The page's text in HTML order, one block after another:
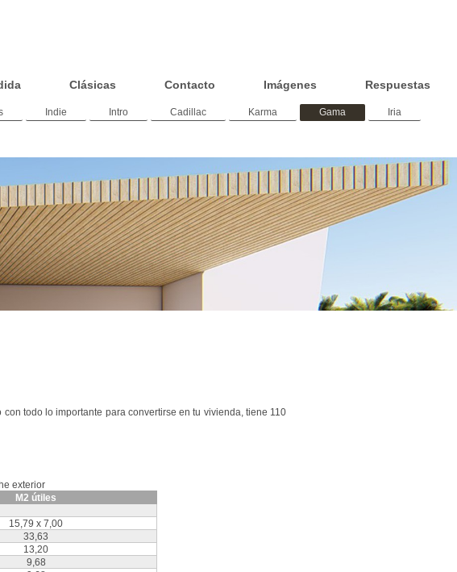
Clásicas Contacto Imágenes Respuestas
Indie Intro Cadillac Karma Gama Iria
todo lo importante para convertirse en tu vivienda, tiene 110
exterior
M2 útiles
15,79 x 7,00
33,63
13,20
9,68